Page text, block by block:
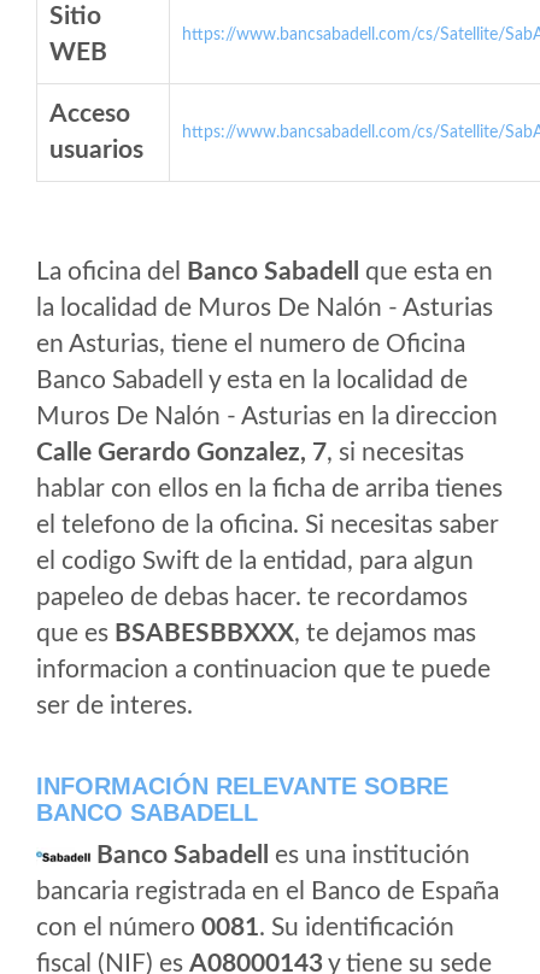
Sitio
WEB
https://www.bancsabadell.com/cs/Satellite/
Acceso
usuarios
https://www.bancsabadell.com/cs/Satellite/
La oficina del Banco Sabadell
que esta en
la localidad de Muros De Nalón - Asturias
en Asturias, tiene el numero de Oficina
Banco Sabadell y esta en la localidad de
Muros De Nalón - Asturias en la direccion
Calle Gerardo Gonzalez, 7, si necesitas
hablar con ellos en la ficha de arriba tienes
el telefono de la oficina. Si necesitas saber
el codigo Swift de la entidad, para algun
papeleo de debas hacer. te recordamos
que es BSABESBBXXX, te dejamos mas
informacion a continuacion que te puede
ser de interes.
INFORMACIÓN RELEVANTE SOBRE
BANCO SABADELL
Banco Sabadell
es una institución
bancaria registrada en el Banco de España
con el número 0081. Su identificación
fiscal (NIF) es A08000143y tiene su sede